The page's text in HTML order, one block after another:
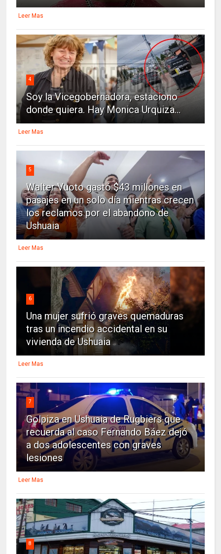
Leer Mas
4
Soy la Vicegobernadora, estaciono
donde quiera. Hay Monica Urquiza...
Leer Mas
5
Walter Vuoto gastó $43 millones en
pasajes en un solo día mientras crecen
los reclamos por el abandono de
Ushuaia
Leer Mas
6
Una mujer sufrió graves quemaduras
tras un incendio accidental en su
vivienda de Ushuaia
Leer Mas
7
Golpiza en Ushuaia de Rugbiers que
recuerda al caso Fernando Báez dejó
a dos adolescentes con graves
lesiones
Leer Mas
8